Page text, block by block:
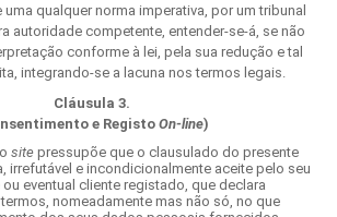
qualquer norma imperativa, por um tribunal
autoridade competente, entender-se-á, se não
conforme à lei, pela sua redução e tal
integrando-se a lacuna nos termos legais.
Cláusula 3.
e RegistoOn-line)
site pressupõe que o clausulado do presente
irrefutável e incondicionalmente aceite pelo seu
eventual cliente registado, que declara
nomeadamente mas não só, no que